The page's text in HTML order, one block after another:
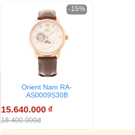
Orient Nam RA-
AS0009S30B
15.640.000 ₫
18.400.000đ
-15%